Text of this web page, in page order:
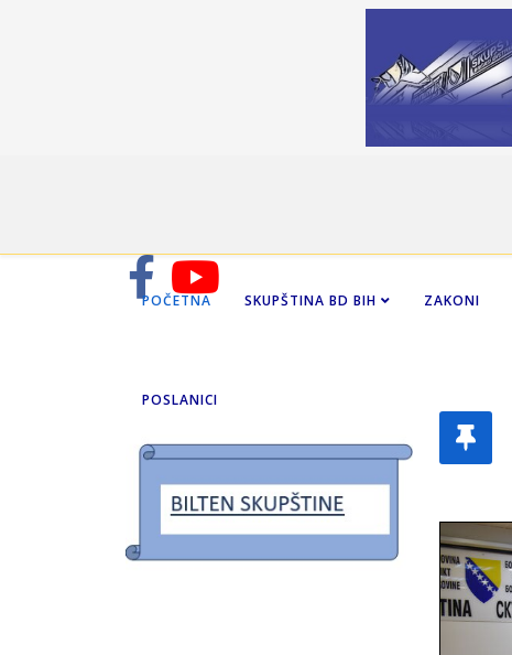
POČETNA SKUPŠTINA BD BIH ZAKONI
POSLANICI